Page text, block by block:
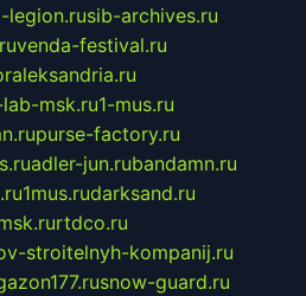
legion.rusib-archives.ru
venda-festival.ru
msk.ru1-mus.ru
purse-factory.ru
adler-jun.rubandamn.ru
1mus.rudarksand.ru
rtdco.ru
stroitelnyh-kompanij.ru
snow-guard.ru